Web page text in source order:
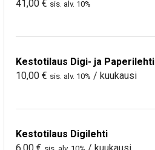
41,00 € sis. alv. 10%
Kestotilaus Digi- ja Paperilehti
10,00 € sis. alv. 10% / kuukausi
Kestotilaus Digilehti